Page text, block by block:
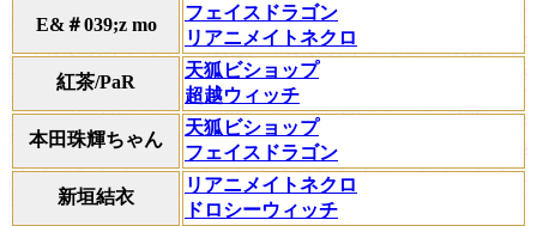
E&＃039;z mo
フェイスドラゴン
リアニメイトネクロ
紅茶/PaR
天狐ビショップ
超越ウィッチ
本田珠輝ちゃん
天狐ビショップ
フェイスドラゴン
新垣結衣
リアニメイトネクロ
ドロシーウィッチ